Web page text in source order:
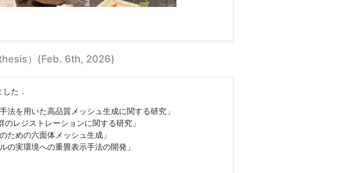
）(Feb. 6th, 2026)
た．
を用いた高品質メッシュ生成に関する研究」
レジストレーションに関する研究」
ための六面体メッシュ生成」
の実環境への重畳表示手法の開発」